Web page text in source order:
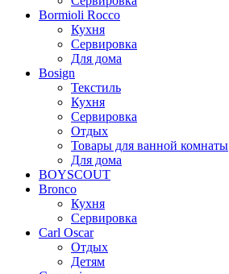
Bormioli Rocco
Кухня
Сервировка
Для дома
Bosign
Текстиль
Кухня
Сервировка
Отдых
Товары для ванной комнаты
Для дома
BOYSCOUT
Bronco
Кухня
Сервировка
Carl Oscar
Отдых
Детям